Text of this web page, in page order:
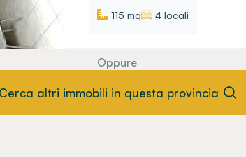
115 mq
4 locali
Oppure
Cerca altri immobili in questa provincia